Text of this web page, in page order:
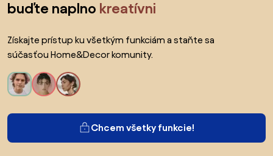
buďte naplno kreatívni
Získajte prístup ku všetkým funkciám a staňte sa
súčasťou Home&Decor komunity.
Chcem všetky funkcie!